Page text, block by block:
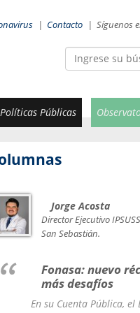
| Contacto | Síguenos
Públicas
Jorge Acosta
Director Ejecutivo
San Sebastián.
Fonasa: nuevo
más desafíos
En su Cuenta Pública,